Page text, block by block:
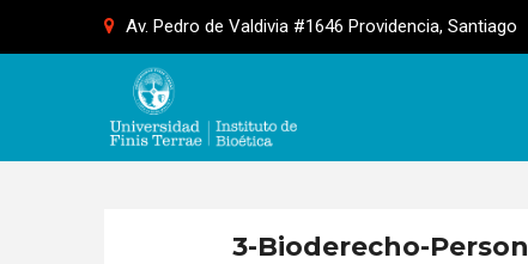
Av. Pedro de Valdivia #1646 Providencia, Santiago
3-Bioderecho-